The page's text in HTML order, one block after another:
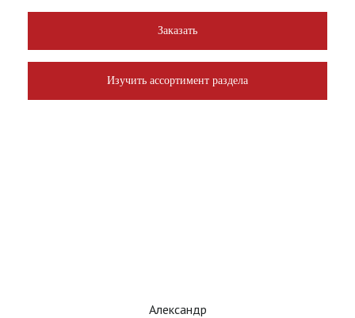
Заказать
Изучить ассортимент раздела
Александр